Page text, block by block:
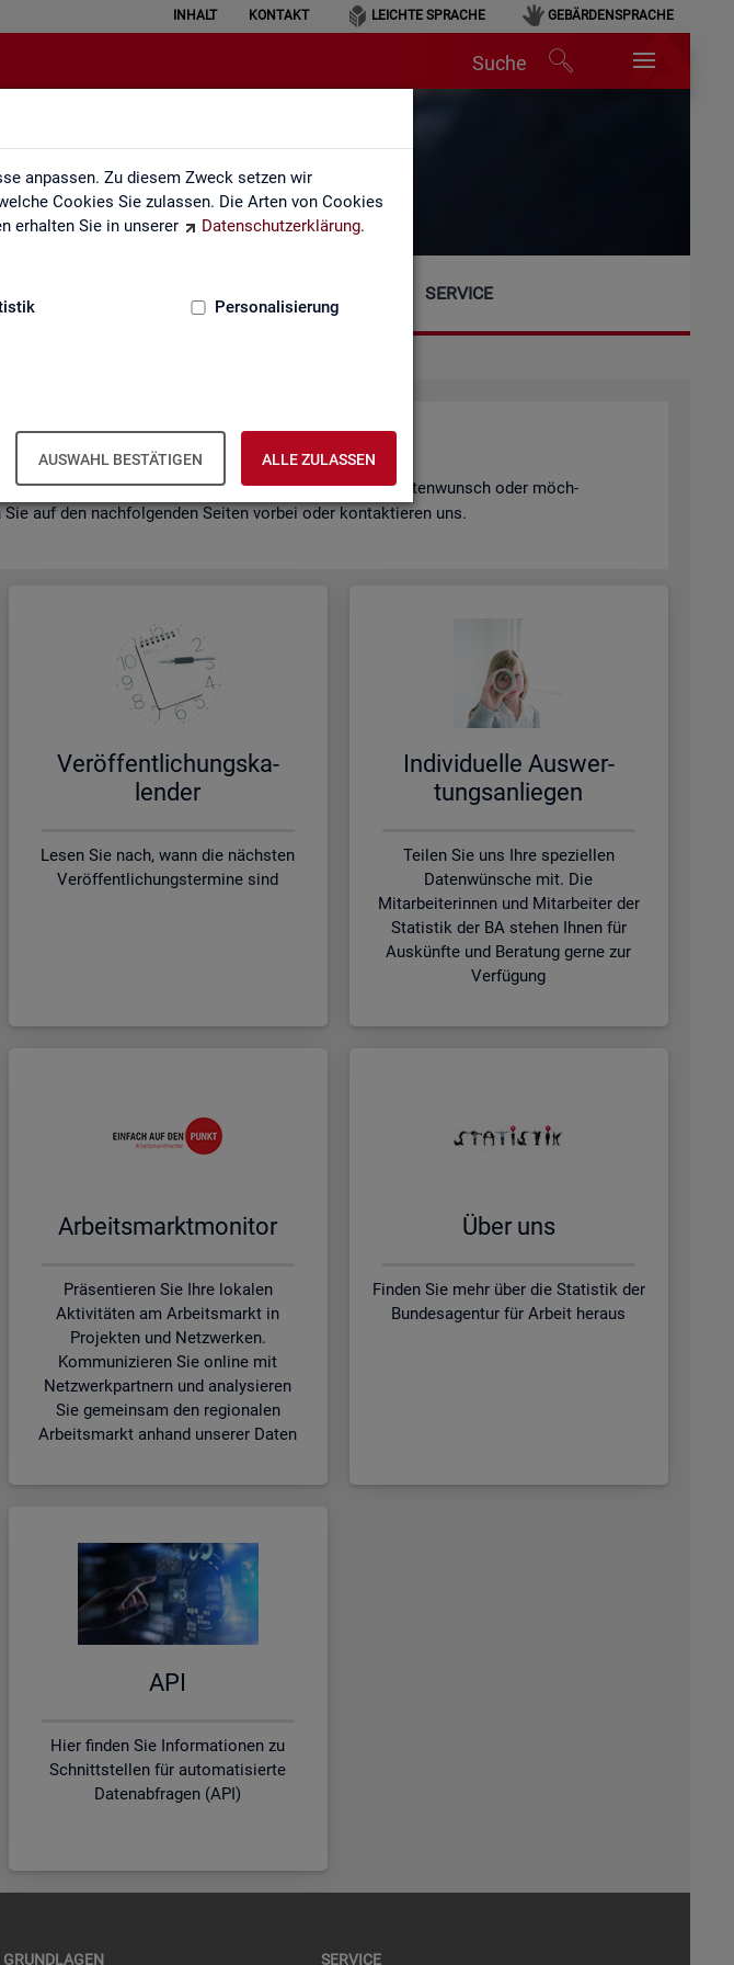
anpassen. Zu diesem Zweck setzen wir
Cookies Sie zulassen. Die Arten von Cookies
erhalten Sie in unserer
Datenschutzerklärung.
Personalisierung
AUSWAHL BESTÄTIGEN ALLE ZULASSEN
INHALT KONTAKT LEICHTE SPRACHE GEBÄRDENSPRACHE
Suche
SERVICE
(nachBe­darf). Haben Sie Fra­gen, einen spe­zi­el­len Da­ten­wunsch oder möch­
auf den nach­fol­gen­den Sei­ten vor­bei oder kon­tak­tie­ren uns.
Ver­öf­fent­li­chungs­ka­
len­der
Lesen Sie nach, wann die nächsten
Veröffentlichungstermine sind
In­di­vi­du­el­le Aus­wer­
tungs­an­lie­gen
Teilen Sie uns Ihre speziellen
Datenwünsche mit. Die
Mitarbeiterinnen und Mitarbeiter der
Statistik der BA stehen Ihnen für
Auskünfte und Beratung gerne zur
Verfügung
Ar­beits­markt­mo­ni­tor
Präsentieren Sie Ihre lokalen
Aktivitäten am Arbeitsmarkt in
Projekten und Netzwerken.
Kommunizieren Sie online mit
Netzwerkpartnern und analysieren
Sie gemeinsam den regionalen
Arbeitsmarkt anhand unserer Daten
Über uns
Finden Sie mehr über die Statistik der
Bundesagentur für Arbeit heraus
API
Hier finden Sie Informationen zu
Schnittstellen für automatisierte
Datenabfragen (API)
GRUND­LA­GEN SER­VICE